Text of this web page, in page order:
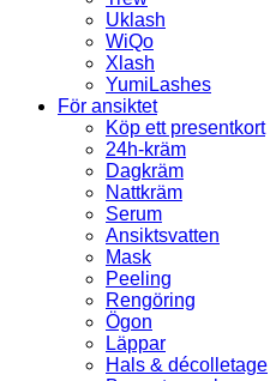
Uklash
WiQo
Xlash
YumiLashes
För ansiktet
Köp ett presentkort
24h-kräm
Dagkräm
Nattkräm
Serum
Ansiktsvatten
Mask
Peeling
Rengöring
Ögon
Läppar
Hals & décolletage